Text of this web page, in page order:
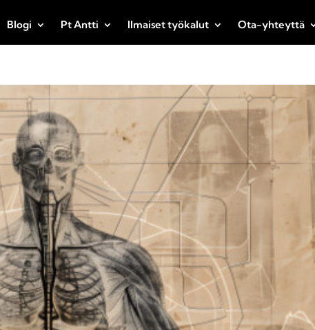
Blogi Pt Antti Ilmaiset työkalut Ota-yhteyttä